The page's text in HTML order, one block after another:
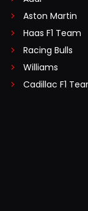
Aston Martin
Haas F1 Team
Racing Bulls
Williams
Cadillac F1